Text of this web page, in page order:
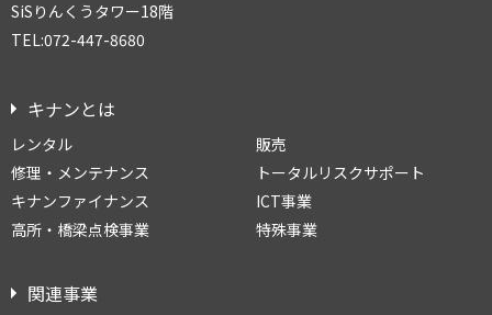
SiSりんくうタワー18階
TEL:072-447-8680
キナンとは
レンタル
販売
修理・メンテナンス
トータルリスクサポート
キナンファイナンス
ICT事業
高所・橋梁点検事業
特殊事業
関連事業